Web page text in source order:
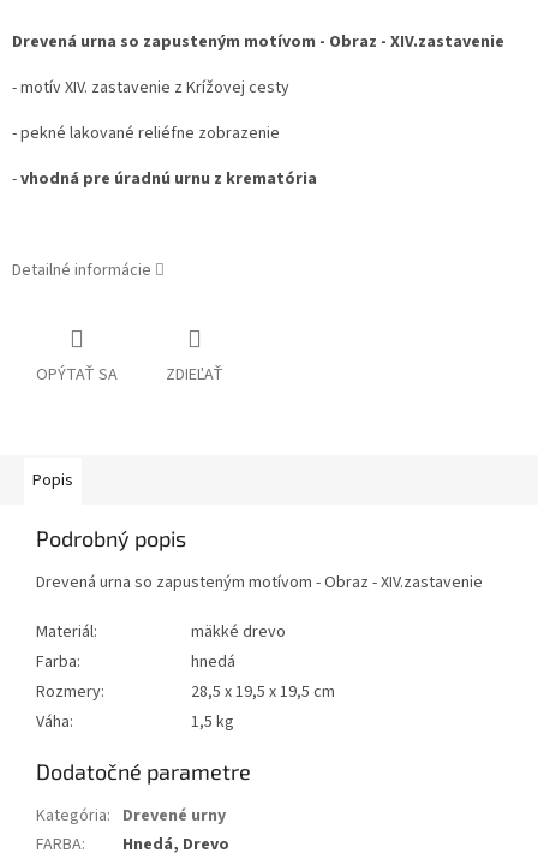
Drevená urna so zapusteným motívom - Obraz - XIV.zastavenie
- motív XIV. zastavenie z Krížovej cesty
- pekné lakované reliéfne zobrazenie
-vhodná pre úradnú urnu z krematória
Detailné informácie
OPÝTAŤ SA ZDIEĽAŤ
Popis
Podrobný popis
Drevená urna so zapusteným motívom - Obraz - XIV.zastavenie
Materiál:
mäkké drevo
Farba:
hnedá
Rozmery:
28,5 x 19,5 x 19,5 cm
Váha:
1,5 kg
Dodatočné parametre
Kategória: Drevené urny
FARBA: Hnedá, Drevo